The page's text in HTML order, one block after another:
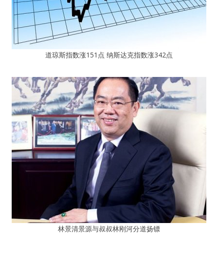
道琼斯指数涨151点 纳斯达克指数涨342点
林景清景源与叔叔林刚河分道扬镖